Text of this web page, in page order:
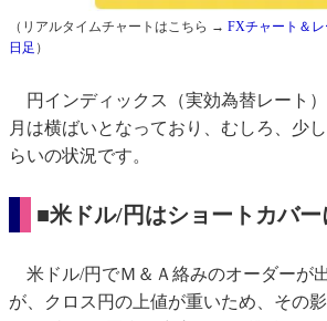
（リアルタイムチャートはこちら → FXチャート＆
日足 ）
円インディックス（実効為替レート
月は横ばいとなっており、むしろ、少
らいの状況です。
■米ドル/円はショートカバ
米ドル/円でＭ＆Ａ絡みのオーダーが
が、クロス円の上値が重いため、その